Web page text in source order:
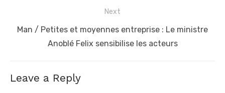
Next
Next
Man / Petites et moyennes entreprise : Le ministre
Anoblé Felix sensibilise les acteurs
Leave a Reply